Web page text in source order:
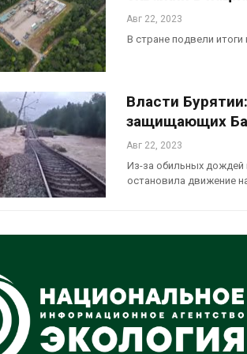
Авг 22, 2023
В стране подвели
Власти
защищающих
Авг 22, 2023
Из-за обильных дождей
остановила движение